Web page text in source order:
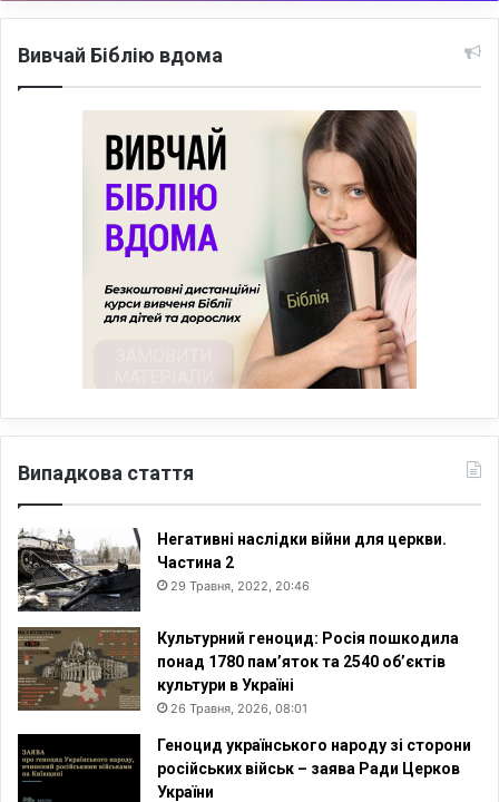
Вивчай Біблію вдома
Випадкова стаття
Негативні наслідки війни для церкви.
Частина 2
29 Травня, 2022, 20:46
Культурний геноцид: Росія пошкодила
понад 1780 пам’яток та 2540 об’єктів
культури в Україні
26 Травня, 2026, 08:01
Геноцид українського народу зі сторони
російських військ – заява Ради Церков
України